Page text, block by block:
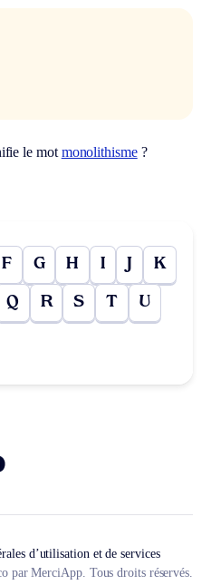
le mot monolithisme?
F G H I J K
Q R S T U
d’utilisation et de services
par MerciApp. Tous droits réservés.